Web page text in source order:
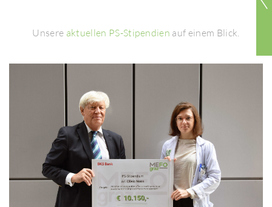
Unsere aktu­ellen PS-Stipen­dien auf einem Blick.